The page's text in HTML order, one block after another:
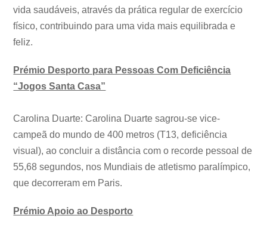
vida saudáveis, através da prática regular de exercício
físico, contribuindo para uma vida mais equilibrada e
feliz.
Prémio Desporto para Pessoas Com Deficiência
“Jogos Santa Casa”
Carolina Duarte: Carolina Duarte sagrou-se vice-
campeã do mundo de 400 metros (T13, deficiência
visual), ao concluir a distância com o recorde pessoal de
55,68 segundos, nos Mundiais de atletismo paralímpico,
que decorreram em Paris.
Prémio Apoio ao Desporto